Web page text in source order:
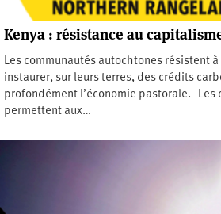
Kenya : résistance au
Les communautés autochtones résistent
instaurer, sur leurs terres, des crédits
profondément l’économie pastorale. Les
permettent aux…